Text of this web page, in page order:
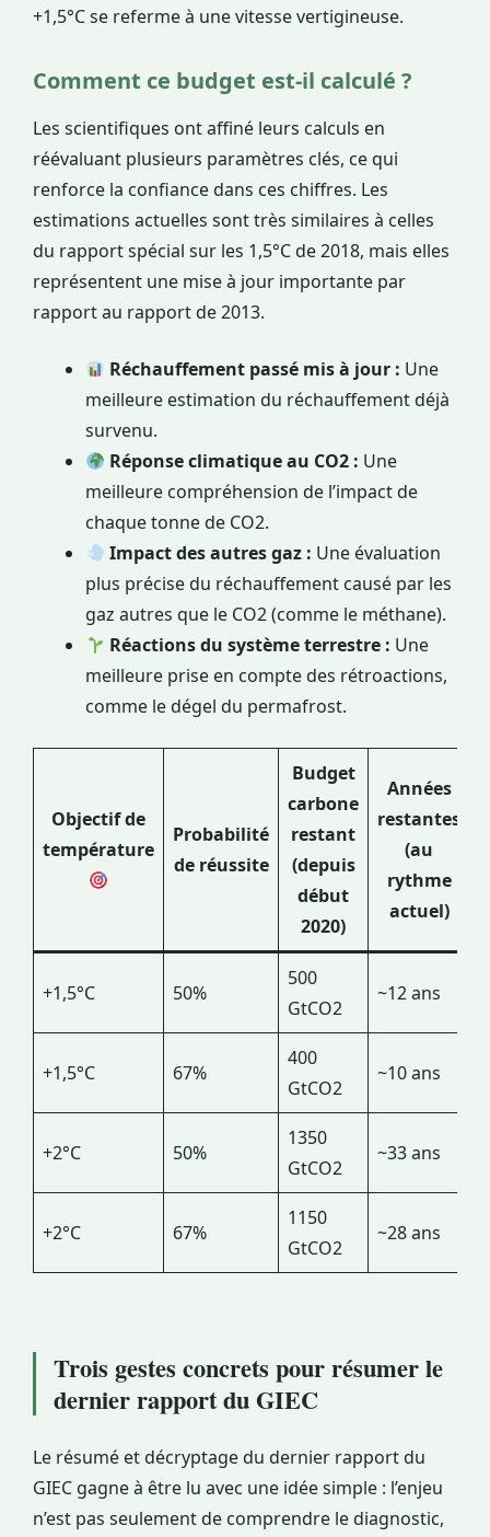
+1,5°C se referme à une vitesse vertigineuse.
Comment ce budget est-il calculé ?
Les scientifiques ont affiné leurs calculs en
réévaluant plusieurs paramètres clés, ce qui
renforce la confiance dans ces chiffres. Les
estimations actuelles sont très similaires à celles
du rapport spécial sur les 1,5°C de 2018, mais elles
représentent une mise à jour importante par
rapport au rapport de 2013.
Réchauffement passé mis à jour : Une
meilleure estimation du réchauffement déjà
survenu.
Réponse climatique au CO2 : Une
meilleure compréhension de l’impact de
chaque tonne de CO2.
Impact des autres gaz : Une évaluation
plus précise du réchauffement causé par les
gaz autres que le CO2 (comme le méthane).
Réactions du système terrestre : Une
meilleure prise en compte des rétroactions,
comme le dégel du permafrost.
Objectif de
température
Probabilité
de réussite
Budget
carbone
restant
(depuis
début
2020)
Années
restantes
(au
rythme
actuel)
+1,5°C 50%
500
GtCO2
~12 ans
+1,5°C 67%
400
GtCO2
~10 ans
+2°C 50%
1350
GtCO2
~33 ans
+2°C 67%
1150
GtCO2
~28 ans
Trois gestes concrets pour résumer le
dernier rapport du GIEC
Le résumé et décryptage du dernier rapport du
GIEC gagne à être lu avec une idée simple : l’enjeu
n’est pas seulement de comprendre le diagnostic,